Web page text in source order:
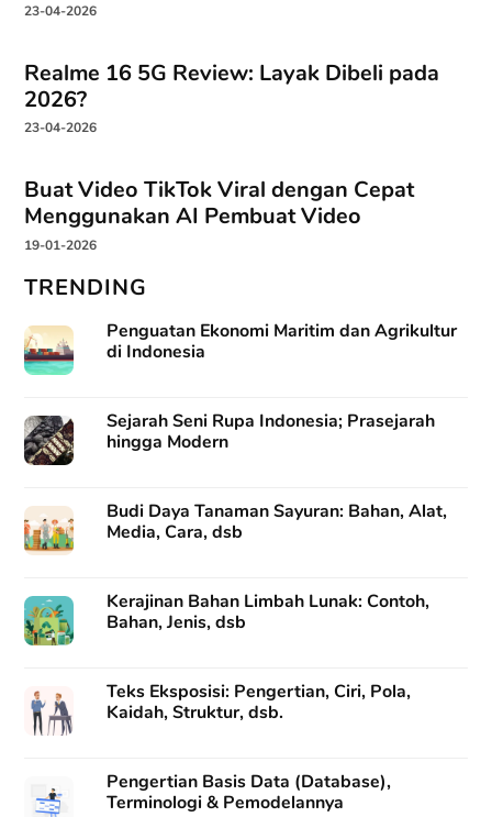
23-04-2026
Realme 16 5G Review: Layak Dibeli pada
2026?
23-04-2026
Buat Video TikTok Viral dengan Cepat
Menggunakan AI Pembuat Video
19-01-2026
TRENDING
Penguatan Ekonomi Maritim dan Agrikultur
di Indonesia
Sejarah Seni Rupa Indonesia; Prasejarah
hingga Modern
Budi Daya Tanaman Sayuran: Bahan, Alat,
Media, Cara, dsb
Kerajinan Bahan Limbah Lunak: Contoh,
Bahan, Jenis, dsb
Teks Eksposisi: Pengertian, Ciri, Pola,
Kaidah, Struktur, dsb.
Pengertian Basis Data (Database),
Terminologi & Pemodelannya